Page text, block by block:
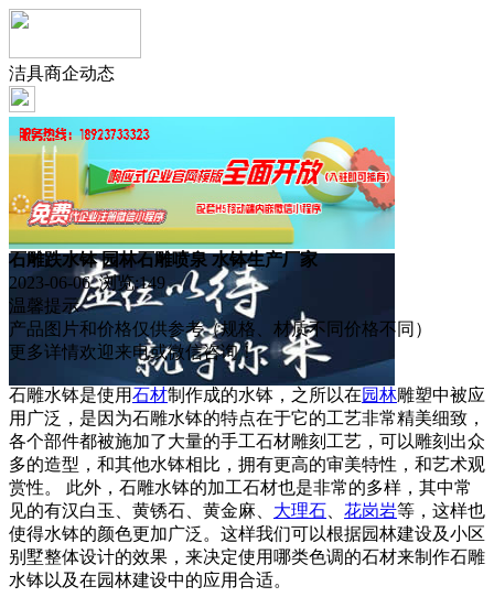
洁具商企动态
石雕跌水钵 园林石雕喷泉 水钵生产厂家
2023-06-06 浏览:149
温馨提示
产品图片和价格仅供参考（规格、材质不同价格不同）
更多详情欢迎来电或微信咨询！
石雕水钵是使用石材制作成的水钵，之所以在园林雕塑中被应
用广泛，是因为石雕水钵的特点在于它的工艺非常精美细致，
各个部件都被施加了大量的手工石材雕刻工艺，可以雕刻出众
多的造型，和其他水钵相比，拥有更高的审美特性，和艺术观
赏性。 此外，石雕水钵的加工石材也是非常的多样，其中常
见的有汉白玉、黄锈石、黄金麻、 大理石 花岗岩等，这样也
使得水钵的颜色更加广泛。这样我们可以根据园林建设及小区
别墅整体设计的效果，来决定使用哪类色调的石材来制作石雕
水钵以及在园林建设中的应用合适。